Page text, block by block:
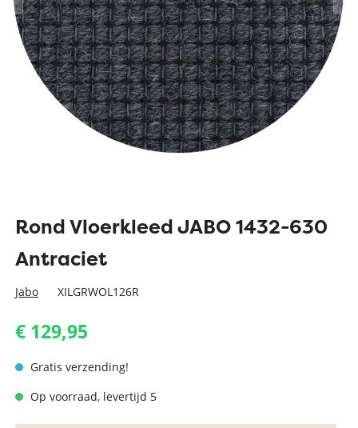
Rond Vloerkleed JABO 1432-630
Antraciet
Jabo XILGRWOL126R
€ 129,95
Gratis verzending!
Op voorraad, levertijd 5